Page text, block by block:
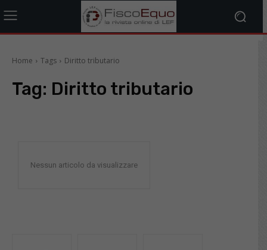
Home Tags Diritto tributario
Tag: Diritto tributario
Nessun articolo da visualizzare